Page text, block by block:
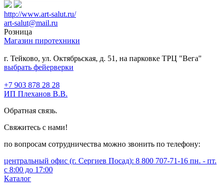
http://www.art-salut.ru/
art-salut@mail.ru
Розница
Магазин пиротехники
г. Тейково, ул. Октябрьская, д. 51, на парковке ТРЦ "Вега"
выбрать фейерверки
+7 903 878 28 28
ИП Плеханов В.В.
Обратная связь.
Свяжитесь с нами!
по вопросам сотрудничества можно звонить по телефону:
центральный офис (г. Сергиев Посад): 8 800 707-71-16 пн. - пт.
с 8:00 до 17:00
Каталог